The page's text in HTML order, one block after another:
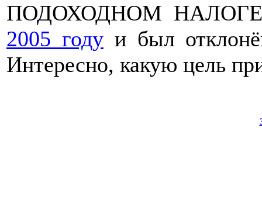
ПОДОХОДНОМ
2005 годуи был
Интересно, какую цель